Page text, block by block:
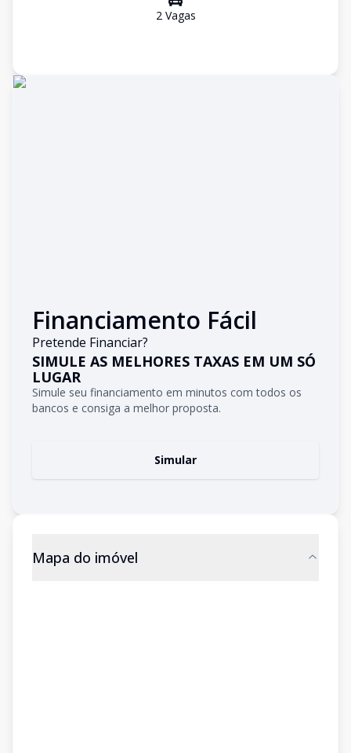
2Vagas
Financiamento Fácil
Pretende Financiar?
SIMULE AS MELHORES TAXAS EM UM SÓ
LUGAR
Simule seu financiamento em minutos com todos os
bancos e consiga a melhor proposta.
Simular
Mapa do imóvel